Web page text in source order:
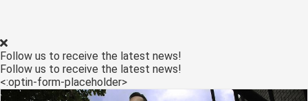
Follow us to receive the latest news!
Follow us to receive the latest news!
<:optin-form-placeholder>
gebruikt
deze
kan de